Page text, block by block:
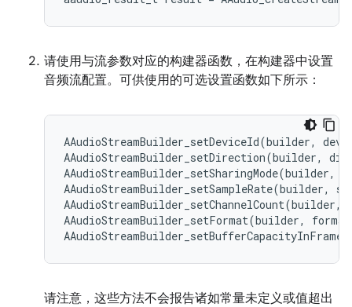
请使用与流参数对应的构建器函数，在构建器中设置
音频流配置。可供使用的可选设置函数如下所示：
AAudioStreamBuilder_setDeviceId(builder,
AAudioStreamBuilder_setDirection(builder,
AAudioStreamBuilder_setSharingMode(builder,
AAudioStreamBuilder_setSampleRate(builder,
AAudioStreamBuilder_setChannelCount(builder,
AAudioStreamBuilder_setFormat(builder,
请注意，这些方法不会报告诸如常量未定义或值超出